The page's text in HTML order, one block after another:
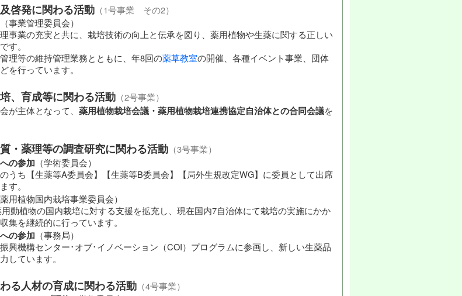
啓発に関わる活動（1号事業 その2）
（事業管理委員会）
事業の充実と共に、栽培技術の向上と伝承を図り、薬用植物や生薬に関する正しい
す。
理等の維持管理業務とともに、年8回の薬草教室の開催、各種イベント事業、団体
を行っています。
、育成等に関わる活動（2号事業）
が主体となって、 薬用植物栽培会議・薬用植物栽培連携協定自治体との合同会議を
・薬理等の調査研究に関わる活動（3号事業）
の参加 （学術委員会）
うち【生薬等A委員会】【生薬等B委員会】【局外生規改定WG】に委員として出席
す。
用植物国内栽培事業委員会）
動植物の国内栽培に対する支援を拡充し、現在国内7自治体にて栽培の実施にかか
集を継続的に行っています。
の参加 （事務局）
興機構センター･オブ･イノベーション（COI）プログラムに参画し、新しい生薬品
しています。
る人材の育成に関わる活動（4号事業）